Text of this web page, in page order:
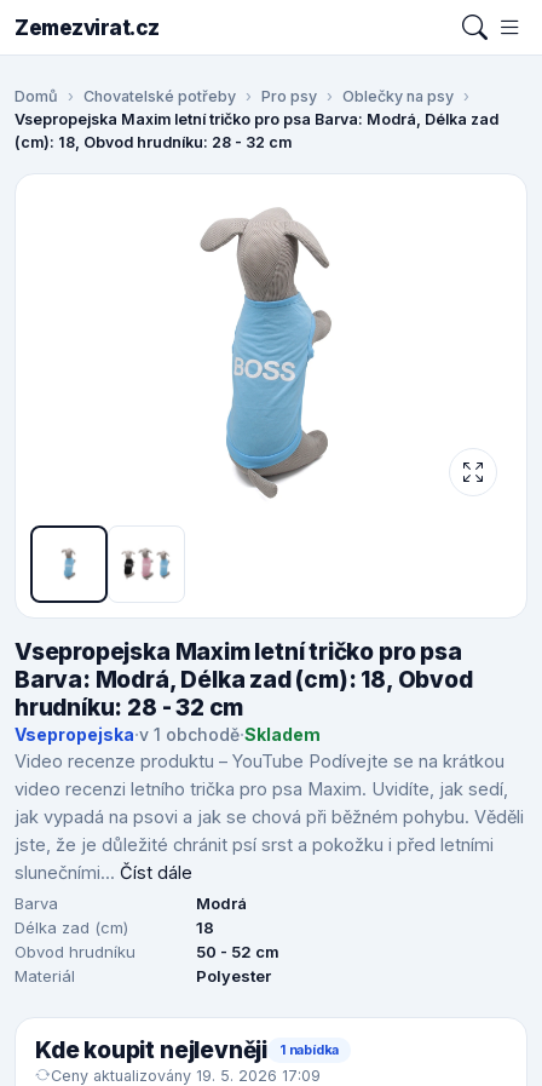
Zemezvirat.cz
Domů Chovatelské potřeby Pro psy
Oblečky na psy
Vsepropejska Maxim letní tričko pro psa Barva: Modrá, Délka zad
(cm): 18, Obvod hrudníku: 28 - 32 cm
Vsepropejska Maxim letní tričko pro psa
Barva: Modrá, Délka zad (cm): 18, Obvod
hrudníku: 28 - 32 cm
Vsepropejska·v 1 obchodě·Skladem
Video recenze produktu – YouTube Podívejte se na krátkou
video recenzi letního trička pro psa Maxim. Uvidíte, jak sedí,
jak vypadá na psovi a jak se chová při běžném pohybu. Věděli
jste, že je důležité chránit psí srst a pokožku i před letními
slunečními... Číst dále
Barva
Modrá
Délka zad (cm)
18
Obvod hrudníku
50 - 52 cm
Materiál
Polyester
Kde koupit nejlevněji 1 nabídka
Ceny aktualizovány 19. 5. 2026 17:09